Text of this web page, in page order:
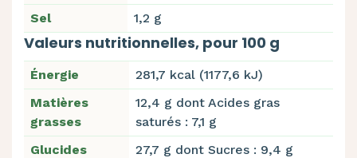
Sel
1,2 g
Valeurs nutritionnelles, pour 100 g
Énergie
281,7 kcal (1177,6 kJ)
Matières
grasses
12,4 g dont Acides gras
saturés : 7,1 g
Glucides
27,7 g dont Sucres : 9,4 g